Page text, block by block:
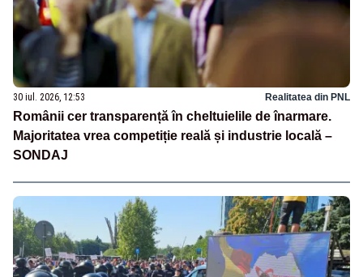
30 iul. 2026, 12:53 Realitatea din PNL
Românii cer transparență în cheltuielile de înarmare.
Majoritatea vrea competiție reală și industrie locală –
SONDAJ